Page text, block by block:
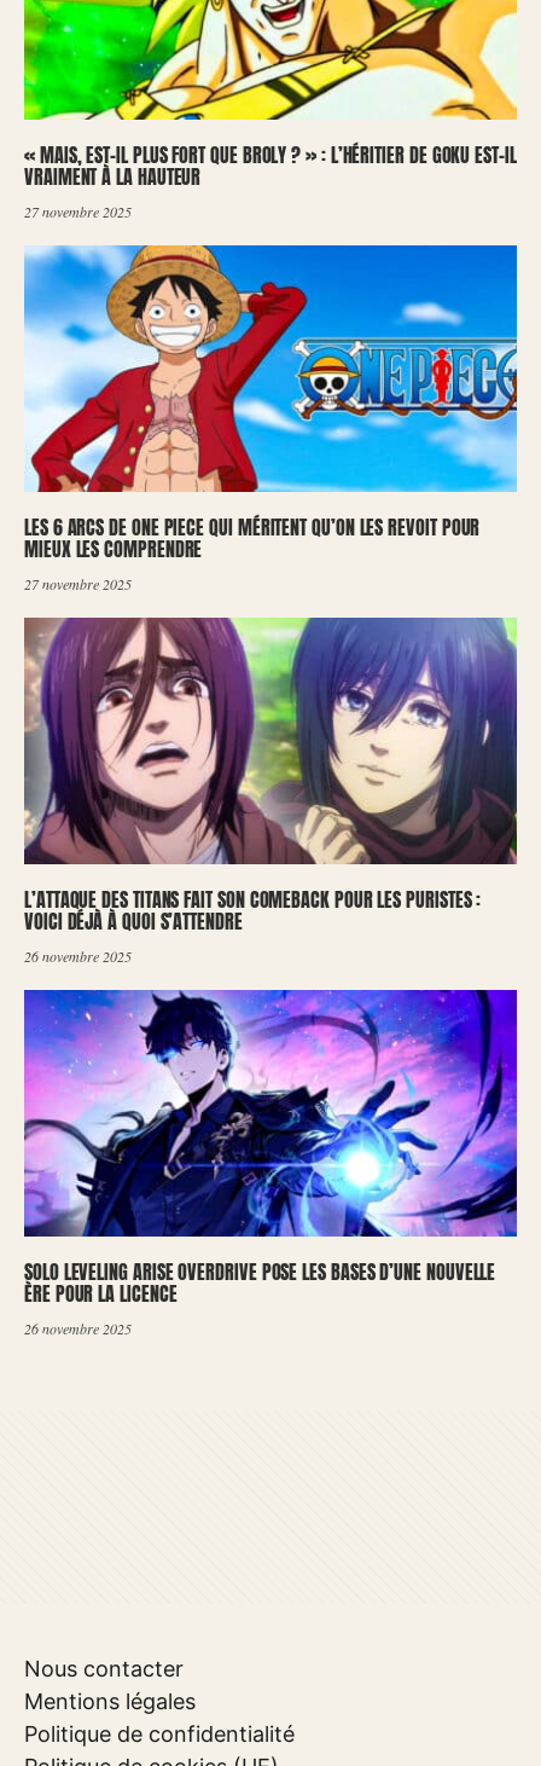
« MAIS, EST-IL PLUS FORT QUE BROLY ? » : L’HÉRITIER DE GOKU EST-IL
VRAIMENT À LA HAUTEUR
27 novembre 2025
LES 6 ARCS DE ONE PIECE QUI MÉRITENT QU’ON LES REVOIT POUR
MIEUX LES COMPRENDRE
27 novembre 2025
L’ATTAQUE DES TITANS FAIT SON COMEBACK POUR LES PURISTES :
VOICI DÉJÀ À QUOI S’ATTENDRE
26 novembre 2025
SOLO LEVELING ARISE OVERDRIVE POSE LES BASES D’UNE NOUVELLE
ÈRE POUR LA LICENCE
26 novembre 2025
Nous contacter
Mentions légales
Politique de confidentialité